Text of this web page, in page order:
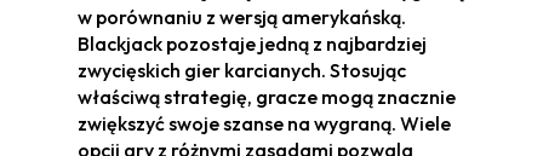
w porównaniu z wersją amerykańską.
Blackjack pozostaje jedną z najbardziej
zwycięskich gier karcianych. Stosując
właściwą strategię, gracze mogą znacznie
zwiększyć swoje szanse na wygraną. Wiele
opcji gry z różnymi zasadami pozwala